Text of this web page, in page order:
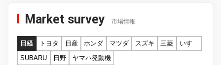
Market survey 市場情報
日経 トヨタ 日産 ホンダ マツダ スズキ 三菱
いすゞ
SUBARU
日野 ヤマハ発動機